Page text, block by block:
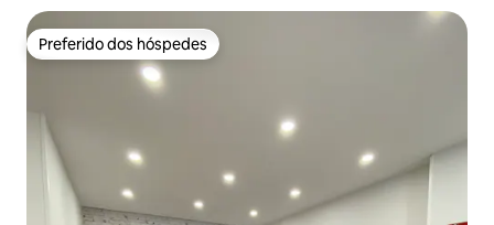
Preferido dos hóspedes
Preferido dos hóspedes